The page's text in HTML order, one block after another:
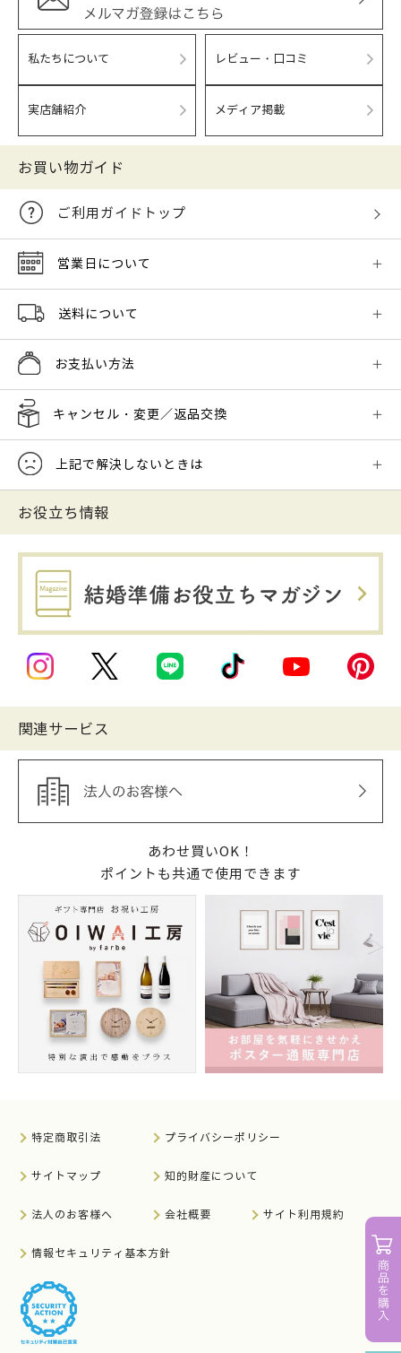
私たちについて レビュー・口コミ
実店舗紹介 メディア掲載
お買い物ガイド
ご利用ガイドトップ
営業日について
送料について
お支払い方法
キャンセル・変更／返品交換
上記で解決しないときは
お役立ち情報
関連サービス
あわせ買いOK！
ポイントも共通で使用できます
特定商取引法 プライバシーポリシー
サイトマップ 知的財産について
法人のお客様へ 会社概要 サイト利用規約
情報セキュリティ基本方針